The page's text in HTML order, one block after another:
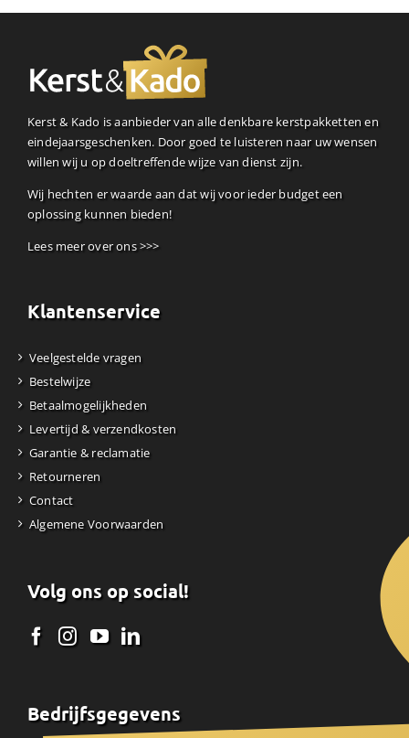
Kerst & Kado is aanbieder van alle denkbare kerstpakketten en
eindejaarsgeschenken. Door goed te luisteren naar uw wensen
willen wij u op doeltreffende wijze van dienst zijn.
Wij hechten er waarde aan dat wij voor ieder budget een
oplossing kunnen bieden!
Lees meer over ons >>>
Klantenservice
Veelgestelde vragen
Bestelwijze
Betaalmogelijkheden
Levertijd & verzendkosten
Garantie & reclamatie
Retourneren
Contact
Algemene Voorwaarden
Volg ons op social!
Bedrijfsgegevens